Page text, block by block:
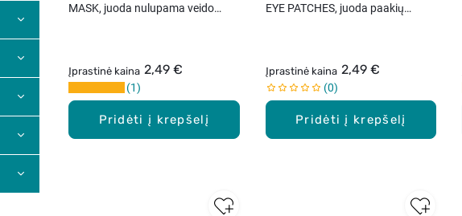
Pridėti į krepšelį
MASK, juoda nulupama veido
Įprastinė kaina 2,49 €
1
Pridėti į krepšelį
EYE PATCHES, juoda paakių
Įprastinė kaina 2,49 €
0